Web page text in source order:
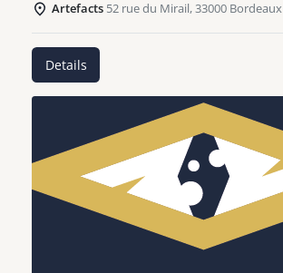
Artefacts 52 rue du Mirail, 33000 Bordeaux
Details